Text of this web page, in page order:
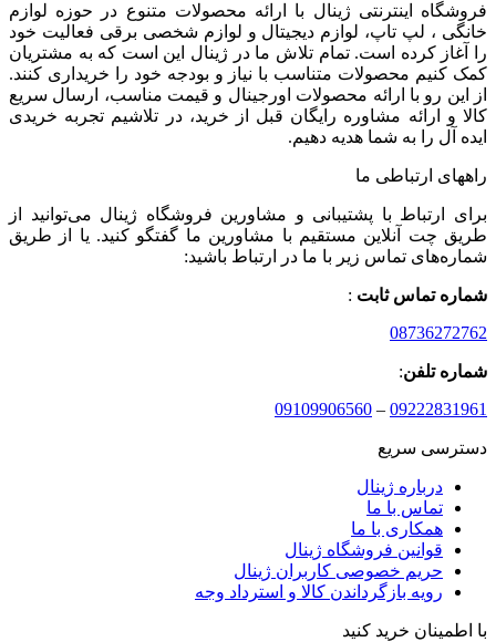
فروشگاه اینترنتی ژینال با ارائه محصولات متنوع در حوزه لوازم
خانگی ، لپ تاپ، لوازم دیجیتال و لوازم شخصی برقی فعالیت خود
را آغاز کرده است. تمام تلاش ما در ژینال این است که به مشتریان
کمک کنیم محصولات متناسب با نیاز و بودجه خود را خریداری کنند.
از این رو با ارائه محصولات اورجینال و قیمت مناسب، ارسال سریع
کالا و ارائه مشاوره رایگان قبل از خرید، در تلاشیم تجربه خریدی
ایده آل را به شما هدیه دهیم.
راههای ارتباطی ما
برای ارتباط با پشتیبانی و مشاورین فروشگاه ژینال می‌توانید از
طریق چت آنلاین مستقیم با مشاورین ما گفتگو کنید. یا از طریق
شماره‌های تماس زیر با ما در ارتباط باشید:
شماره تماس ثابت :
08736272762
شماره تلفن:
09222831961
–
09109906560
دسترسی سریع
درباره ژینال
تماس با ما
همکاری با ما
قوانین فروشگاه ژینال
حریم خصوصی کاربران ژینال
رویه بازگرداندن کالا و استرداد وجه
با اطمینان خرید کنید